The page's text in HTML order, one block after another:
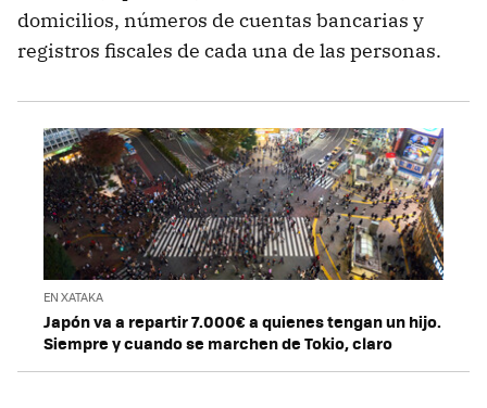
domicilios, números de cuentas bancarias y
registros fiscales de cada una de las personas.
EN XATAKA
Japón va a repartir 7.000€ a quienes tengan un hijo.
Siempre y cuando se marchen de Tokio, claro